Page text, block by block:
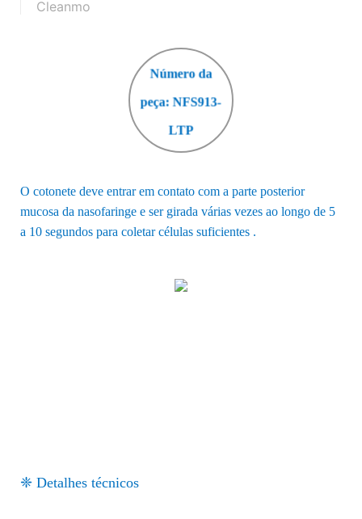
Cleanmo
Número da
peça: NFS913-
LTP
O cotonete deve entrar em contato com a parte posterior
mucosa da nasofaringe e ser girada várias vezes ao longo de 5
a 10 segundos para coletar células suficientes .
❈ Detalhes técnicos